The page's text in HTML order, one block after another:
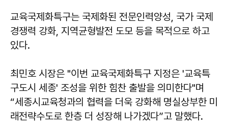
교육국제화특구는 국제화된 전문인력양성, 국가 국제
경쟁력 강화, 지역균형발전 도모 등을 목적으로 하고
있다.
최민호 시장은 "이번 교육국제화특구 지정은 '교육특
구도시 세종' 조성을 위한 힘찬 출발을 의미한다"며
“세종시교육청과의 협력을 더욱 강화해 명실상부한 미
래전략수도로 한층 더 성장해 나가겠다”고 말했다.